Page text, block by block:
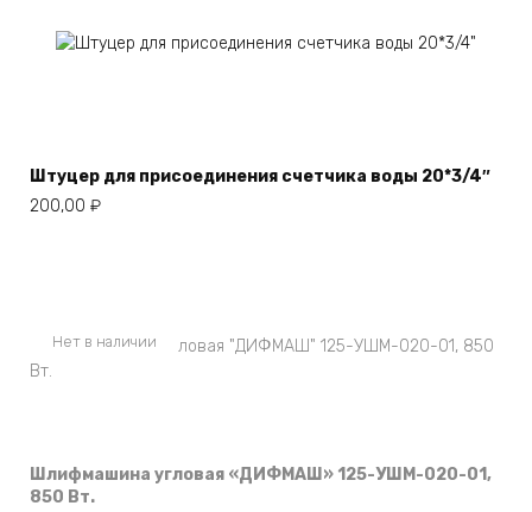
Штуцер для присоединения счетчика воды 20*3/4″
200,00 ₽
Нет в наличии
Шлифмашина угловая «ДИФМАШ» 125-УШМ-020-01,
850 Вт.